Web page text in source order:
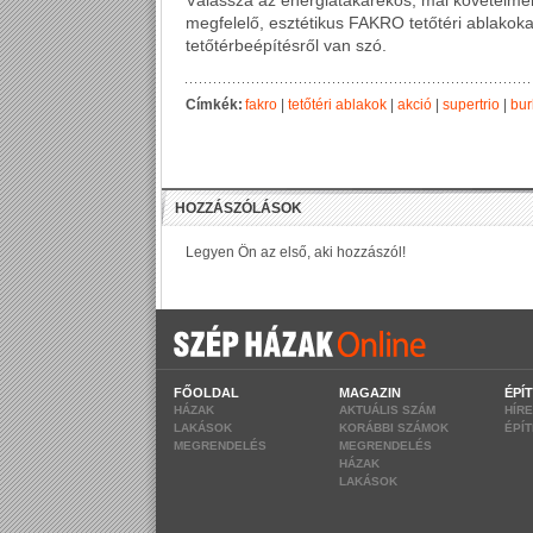
megfelelő, esztétikus FAKRO tetőtéri
tetőtérbeépítésről van szó.
Címkék:fakro tetőtéri ablakok akció supertrio
FŐOLDAL
HÁZAK
LAKÁSOK
MEGRENDELÉS
MAGAZIN
AKTUÁLIS SZÁM
KORÁBBI SZÁMOK
MEGRENDELÉS
HÁZAK
LAKÁSOK